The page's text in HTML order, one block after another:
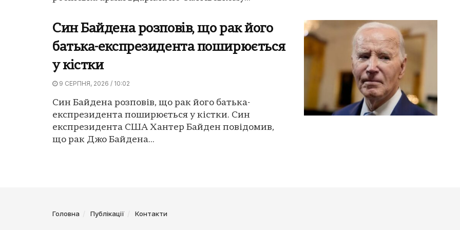
Син Байдена розповів, що рак його
батька-експрезидента поширюється
у кістки
9 СЕРПНЯ, 2026 / 10:02
Син Байдена розповів, що рак його батька-
експрезидента поширюється у кістки. Син
експрезидента США Хантер Байден повідомив,
що рак Джо Байдена...
Головна Публікації Контакти